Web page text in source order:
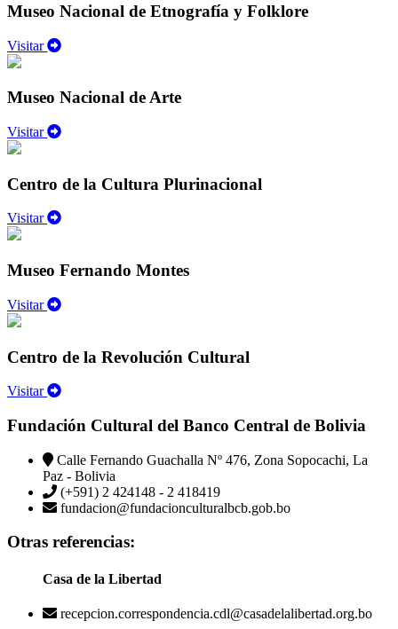
Museo Nacional de Etnografía y Folklore
Visitar
Museo Nacional de Arte
Visitar
Centro de la Cultura Plurinacional
Visitar
Museo Fernando Montes
Visitar
Centro de la Revolución Cultural
Visitar
Fundación Cultural del Banco Central de Bolivia
Calle Fernando Guachalla Nº 476, Zona Sopocachi, La
Paz - Bolivia
(+591) 2 424148 - 2 418419
fundacion@fundacionculturalbcb.gob.bo
Otras referencias:
Casa de la Libertad
recepcion.correspondencia.cdl@casadelalibertad.org.bo